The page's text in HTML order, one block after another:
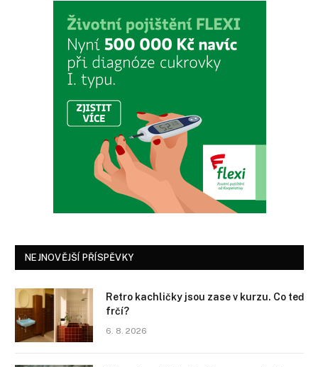
NEJNOVĚJŠÍ PŘÍSPĚVKY
Retro kachličky jsou zase v kurzu. Co teď
frčí?
6. 8. 2026